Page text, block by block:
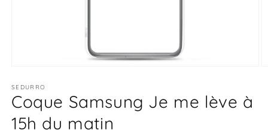
média
1
dans
fenêtre
SEDURRO
Coque Samsung Je me lève à
15h du matin